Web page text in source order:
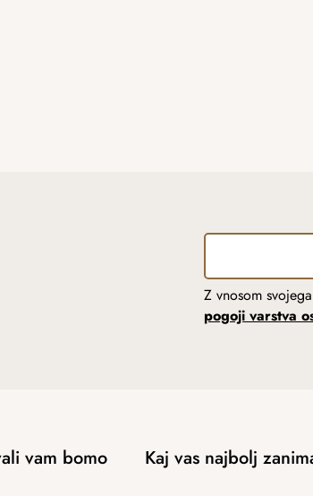
Z vnosom
pogoji varstva
vam bomo Kaj vas najbolj